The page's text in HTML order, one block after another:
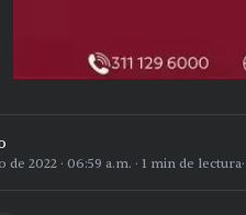
de 2022 · 06:59 a.m. · 1 min de lectura